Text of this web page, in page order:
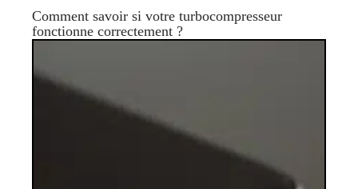
Comment savoir si votre turbocompresseur
fonctionne correctement ?